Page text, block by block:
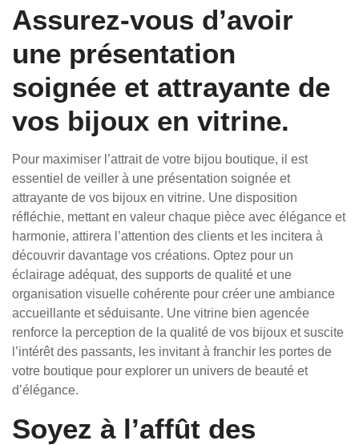
Assurez-vous d’avoir
une présentation
soignée et attrayante de
vos bijoux en vitrine.
Pour maximiser l’attrait de votre bijou boutique, il est
essentiel de veiller à une présentation soignée et
attrayante de vos bijoux en vitrine. Une disposition
réfléchie, mettant en valeur chaque pièce avec élégance et
harmonie, attirera l’attention des clients et les incitera à
découvrir davantage vos créations. Optez pour un
éclairage adéquat, des supports de qualité et une
organisation visuelle cohérente pour créer une ambiance
accueillante et séduisante. Une vitrine bien agencée
renforce la perception de la qualité de vos bijoux et suscite
l’intérêt des passants, les invitant à franchir les portes de
votre boutique pour explorer un univers de beauté et
d’élégance.
Soyez à l’affût des